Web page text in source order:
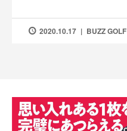
2020.10.17 BUZZ GOLF